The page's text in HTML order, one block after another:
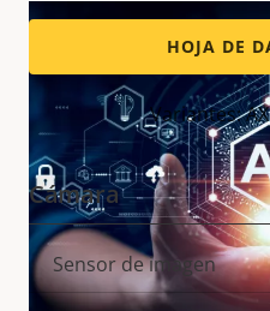
HOJA DE
Variantes:
Cámara
Descripción
de
la
Sensor de imagen